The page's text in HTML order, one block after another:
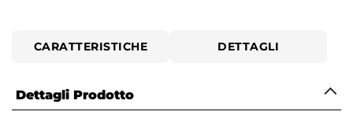
CARATTERISTICHE DETTAGLI
Dettagli Prodotto